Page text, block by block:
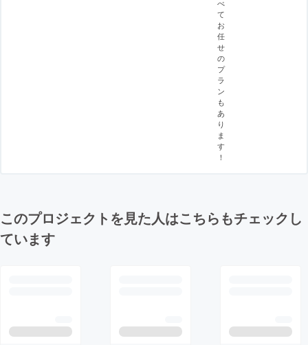
べ
て
お
任
せ
の
プ
ラ
ン
も
あ
り
ま
す
！
このプロジェクトを見た人はこちらもチェックし
ています